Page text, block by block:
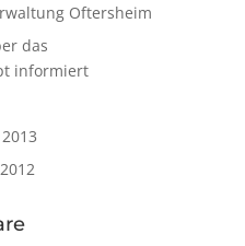
Oftersheim
das
informiert